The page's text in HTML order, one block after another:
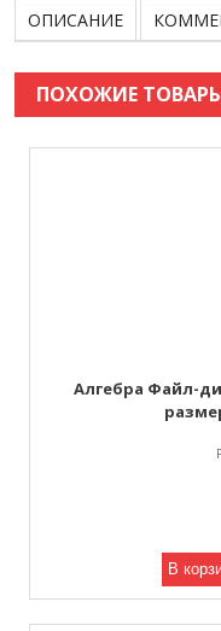
ОПИСАНИЕ
ПОХОЖИЕ
Алгебра Файл-
В